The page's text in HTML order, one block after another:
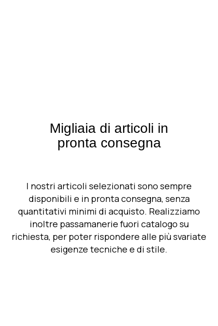
Migliaia di articoli in
pronta consegna
I nostri articoli selezionati sono sempre
disponibili e in pronta consegna, senza
quantitativi minimi di acquisto. Realizziamo
inoltre passamanerie fuori catalogo su
richiesta, per poter rispondere alle più svariate
esigenze tecniche e di stile.